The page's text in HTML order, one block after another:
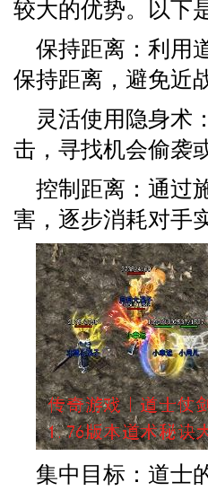
较大的优势。以下
保持距离：利用
保持距离，避免近
灵活使用隐身术
击，寻找机会偷袭
控制距离：通过
害，逐步消耗对手
集中目标：道士